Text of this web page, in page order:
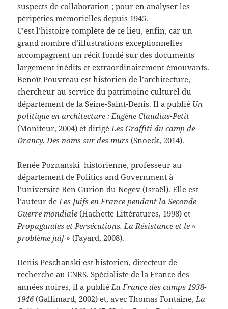
suspects de collaboration ; pour en analyser les
péripéties mémorielles depuis 1945.
C’est l’histoire complète de ce lieu, enfin, car un
grand nombre d’illustrations exceptionnelles
accompagnent un récit fondé sur des documents
largement inédits et extraordinairement émouvants.
Benoît Pouvreau est historien de l’architecture,
chercheur au service du patrimoine culturel du
département de la Seine-Saint-Denis. Il a publié Un
politique en architecture : Eugène Claudius-Petit
(Moniteur, 2004) et dirigéLes Graffiti du camp de
Drancy. Des noms sur des murs (Snoeck, 2014).
Renée Poznanski historienne, professeur au
département de Politics and Government à
l’université Ben Gurion du Negev (Israël). Elle est
l’auteur deLes Juifs en France pendant la Seconde
Guerre mondiale (Hachette Littératures, 1998) et
Propagandes et Persécutions. La Résistance et le «
problème juif » (Fayard, 2008).
Denis Peschanski est historien, directeur de
recherche au CNRS. Spécialiste de la France des
années noires, il a publiéLa France des camps 1938-
1946(Gallimard, 2002) et, avec Thomas Fontaine,La